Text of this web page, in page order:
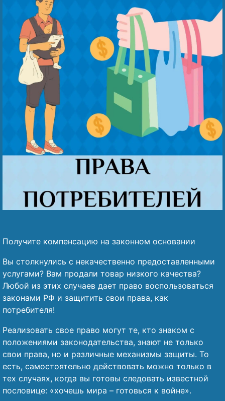
Беҙҙең еңеү
Видео тураһында беҙ
Получите компенсацию на законном основании
Вы столкнулись с некачественно предоставленными
услугами? Вам продали товар низкого качества?
Любой из этих случаев дает право воспользоваться
законами РФ и защитить свои права, как
потребителя!
Реализовать свое право могут те, кто знаком с
положениями законодательства, знают не только
свои права, но и различные механизмы защиты. То
есть, самостоятельно действовать можно только в
тех случаях, когда вы готовы следовать известной
пословице: «хочешь мира – готовься к войне».